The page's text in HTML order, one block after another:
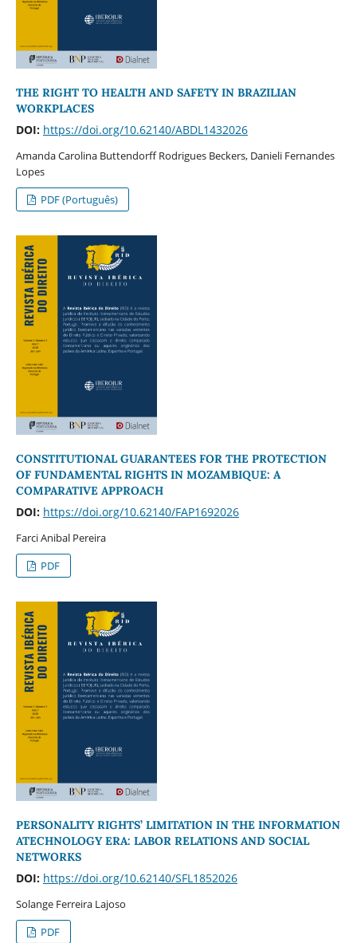
THE RIGHT TO HEALTH AND SAFETY IN BRAZILIAN
WORKPLACES
DOI: https://doi.org/10.62140/ABDL1432026
Amanda Carolina Buttendorff Rodrigues Beckers, Danieli Fernandes
Lopes
PDF (Português)
CONSTITUTIONAL GUARANTEES FOR THE PROTECTION
OF FUNDAMENTAL RIGHTS IN MOZAMBIQUE: A
COMPARATIVE APPROACH
DOI: https://doi.org/10.62140/FAP1692026
Farci Anibal Pereira
PDF
PERSONALITY RIGHTS’ LIMITATION IN THE INFORMATION
ATECHNOLOGY ERA: LABOR RELATIONS AND SOCIAL
NETWORKS
DOI: https://doi.org/10.62140/SFL1852026
Solange Ferreira Lajoso
PDF